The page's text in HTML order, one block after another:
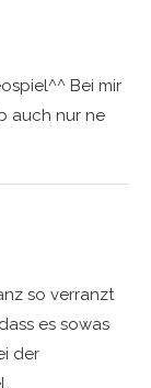
Bei mir
auch nur ne
so verranzt
es sowas
der